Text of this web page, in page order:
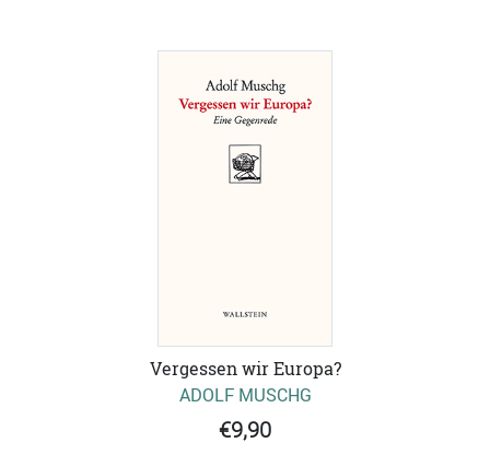
Vergessen wir Europa?
ADOLF MUSCHG
€9,90